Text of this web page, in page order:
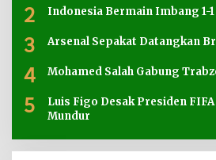
2 Indonesia Bermain Imbang 1-
3 Arsenal Sepakat Datangkan
4 Mohamed Salah Gabung
5
Luis Figo Desak Presiden
Mundur